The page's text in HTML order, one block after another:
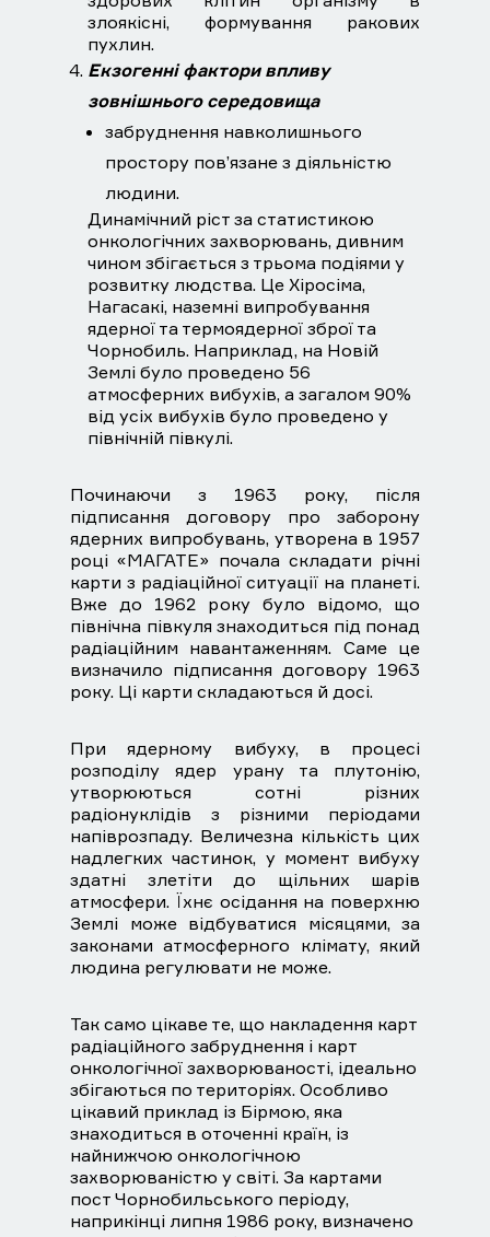
злоякісні, формування ракових
пухлин.
Екзогенні фактори впливу
зовнішнього середовища
забруднення навколишнього
простору пов’язане з діяльністю
людини.
Динамічний ріст за статистикою
онкологічних захворювань, дивним
чином збігається з трьома подіями у
розвитку людства. Це Хіросіма,
Нагасакі, наземні випробування
ядерної та термоядерної зброї та
Чорнобиль. Наприклад, на Новій
Землі було проведено 56
атмосферних вибухів, а загалом 90%
від усіх вибухів було проведено у
північній півкулі.
Починаючи з 1963 року, після
підписання договору про заборону
ядерних випробувань, утворена в 1957
році «МАГАТЕ» почала складати річні
карти з радіаційної ситуації на планеті.
Вже до 1962 року було відомо, що
північна півкуля знаходиться під понад
радіаційним навантаженням. Саме це
визначило підписання договору 1963
року. Ці карти складаються й досі.
При ядерному вибуху, в процесі
розподілу ядер урану та плутонію,
утворюються сотні різних
радіонуклідів з різними періодами
напіврозпаду. Величезна кількість цих
надлегких частинок, у момент вибуху
здатні злетіти до щільних шарів
атмосфери. Їхнє осідання на поверхню
Землі може відбуватися місяцями, за
законами атмосферного клімату, який
людина регулювати не може.
Так само цікаве те, що накладення карт
радіаційного забруднення і карт
онкологічної захворюваності, ідеально
збігаються по територіях. Особливо
цікавий приклад із Бірмою, яка
знаходиться в оточенні країн, із
найнижчою онкологічною
захворюваністю у світі. За картами
пост Чорнобильського періоду,
наприкінці липня 1986 року, визначено